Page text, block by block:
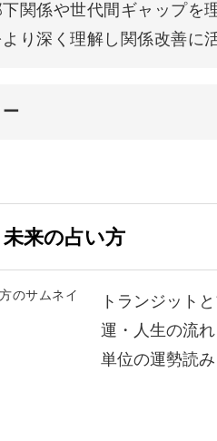
円滑にするためのヒントを
占うだけでなく、少し先の
の人生はどうなっていく
関係や世代間ギャップを
り深く理解し関係改善に
との相性について
良い人を探す方法
結婚の相性を見る方法
部下との相性を見る方法
未来の占い方
トランジット
運・人生の流
単位の運勢読